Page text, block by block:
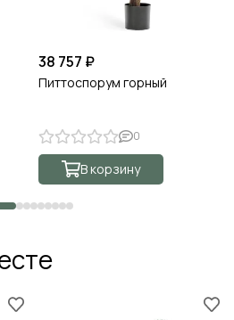
38 757 ₽
Питтоспорум горный
0
В корзину